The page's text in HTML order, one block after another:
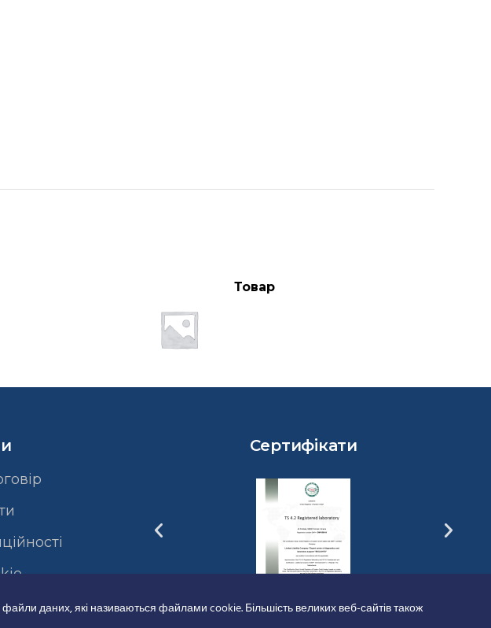
Товар
Сертифікати
даних, які називаються файлами cookie. Більшість великих веб-сайтів також